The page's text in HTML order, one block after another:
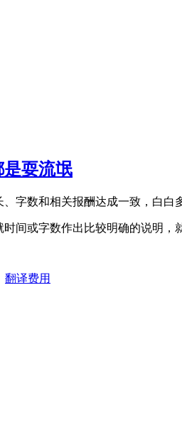
耍流氓
字数和相关报酬达成一致，白
间或字数作出比较明确的说明，
翻译费用